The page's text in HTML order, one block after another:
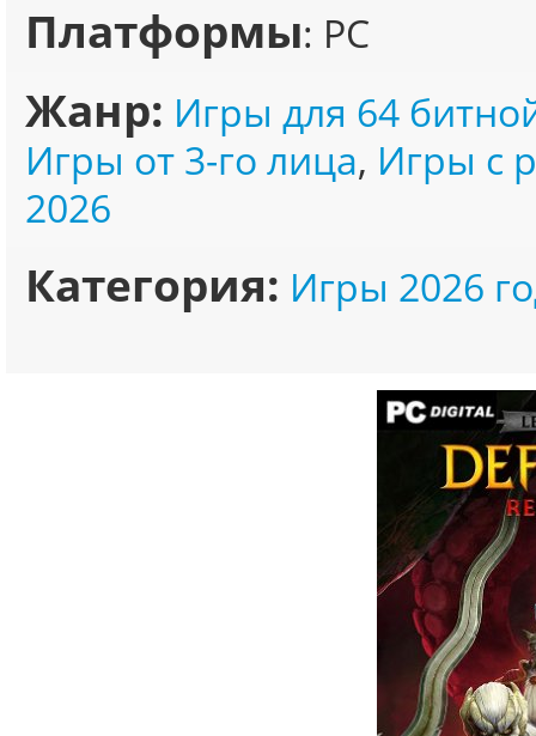
Платформы: PC
Жанр: Игры для 64
Игры от 3-го лица, Игры с
2026
Категория: Игры 2026